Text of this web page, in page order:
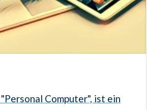
Computer", ist ein